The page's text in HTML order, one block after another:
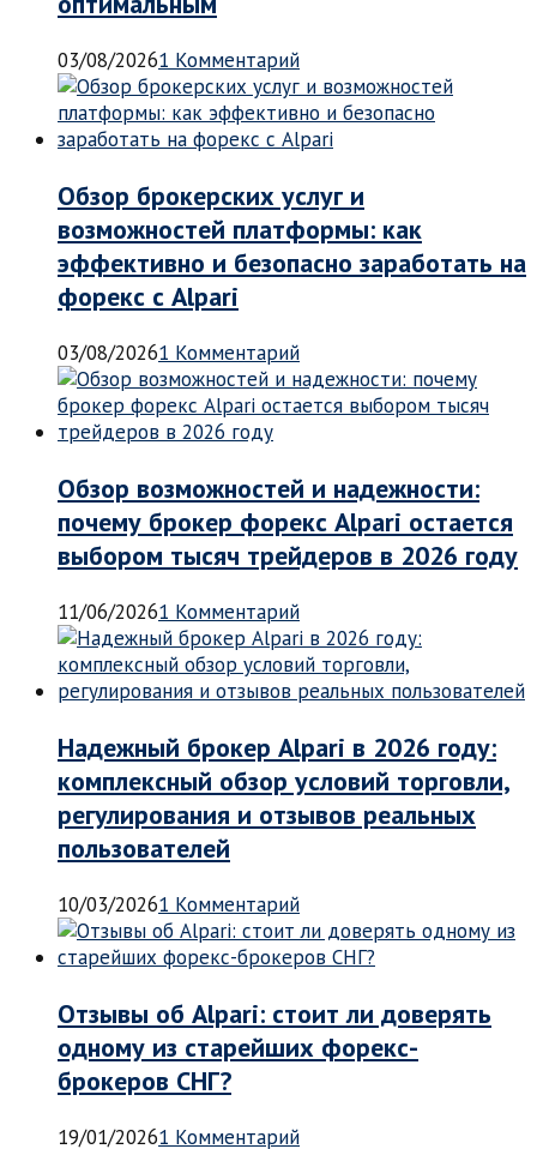
03/08/20261 Комментарий
Обзор брокерских услуг и
возможностей платформы: как
эффективно и безопасно заработать на
форекс с Alpari
03/08/20261 Комментарий
Обзор возможностей и надежности:
почему брокер форекс Alpari остается
выбором тысяч трейдеров в 2026 году
11/06/20261 Комментарий
Надежный брокер Alpari в 2026 году:
комплексный обзор условий торговли,
регулирования и отзывов реальных
пользователей
10/03/20261 Комментарий
Отзывы об Alpari: стоит ли доверять
одному из старейших форекс-
брокеров СНГ?
19/01/20261 Комментарий